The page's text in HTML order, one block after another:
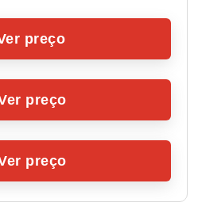
preço
preço
preço